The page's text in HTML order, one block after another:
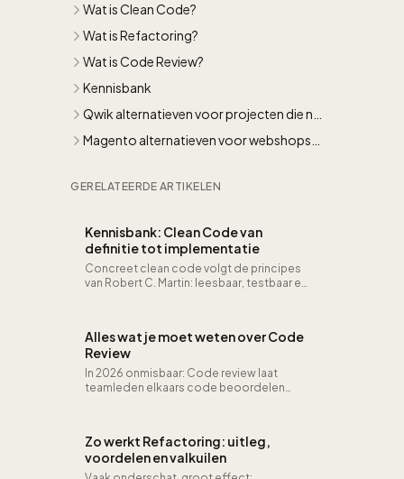
Wat is Clean Code?
Wat is Refactoring?
Wat is Code Review?
Kennisbank
Qwik alternatieven voor projecten die nu
al moeten presteren
Magento alternatieven voor webshops
GERELATEERDE ARTIKELEN
Kennisbank: Clean Code van
definitie tot implementatie
Concreet clean code volgt de principes
van Robert C. Martin: leesbaar, testbaar en
Alles wat je moet weten over Code
Review
In 2026 onmisbaar: Code review laat
teamleden elkaars code beoordelen
Zo werkt Refactoring: uitleg,
voordelen en valkuilen